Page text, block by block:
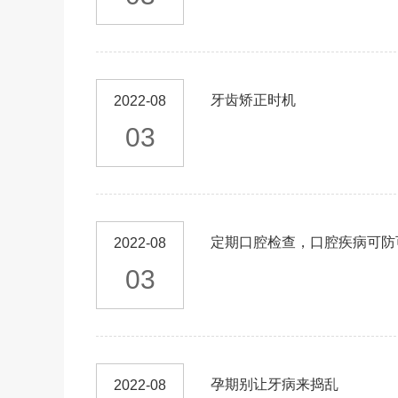
2022-08
03
牙齿矫正时机
2022-08
03
定期口腔检查，口腔疾病可
2022-08 孕期别让牙病来捣乱